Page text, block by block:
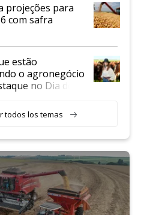
projeções para
com safra
estão
o agronegócio
no Dia do
todos los temas